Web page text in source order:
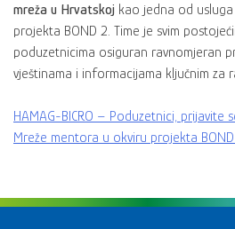
mreža u Hrvatskoj kao jedna od
projekta BOND 2. Time je svim
poduzetnicima osiguran ravnomjeran
vještinama i informacijama ključnim za
HAMAG-BICRO – Poduzetnici, prijavite
Mreže mentora u okviru projekta